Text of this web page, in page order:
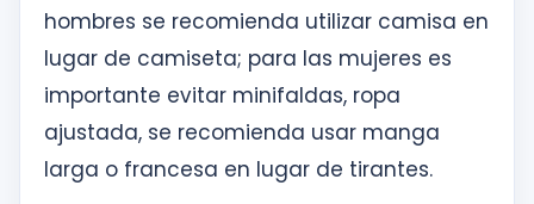
hombres se recomienda utilizar camisa en
lugar de camiseta; para las mujeres es
importante evitar minifaldas, ropa
ajustada, se recomienda usar manga
larga o francesa en lugar de tirantes.